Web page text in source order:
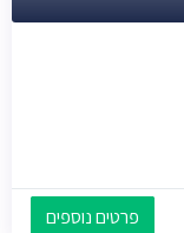
פרטים נוספים